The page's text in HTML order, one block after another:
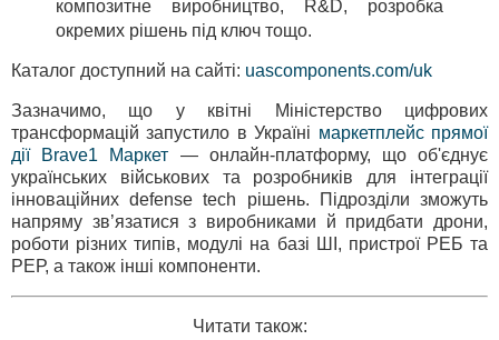
композитне виробництво, R&D, розробка
окремих рішень під ключ тощо.
Каталог доступний на сайті: uascomponents.com/uk
Зазначимо, що у квітні Міністерство цифрових
трансформацій запустило в Україні маркетплейс прямої
дії Brave1 Маркет — онлайн-платформу, що об'єднує
українських військових та розробників для інтеграції
інноваційних defense tech рішень. Підрозділи зможуть
напряму зв’язатися з виробниками й придбати дрони,
роботи різних типів, модулі на базі ШІ, пристрої РЕБ та
РЕР, а також інші компоненти.
Читати також: